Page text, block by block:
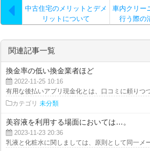
中古住宅のメリットとデメ
リットについて
車内クリー
行う際の
関連記事一覧
換金率の低い換金業者ほど
2022-11-25 10:16
有用な後払いアプリ現金化とは、口コミに頼りつ
カテゴリ 未分類
美容液を利用する場面においては…。
2023-11-23 20:36
乳液と化粧水に関しましては、原則として同一メ